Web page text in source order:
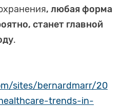
, любая форма
станет главной
.
sites/bernardmarr/20
trends-in-